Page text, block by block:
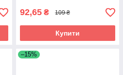
92,65 ₴ 109 ₴
Купити
–15%